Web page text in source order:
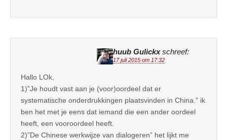
huub Gulickx schreef:
17 juli 2015 om 17:32
Hallo LOk,
1)”Je houdt vast aan je (voor)oordeel dat er
systematische onderdrukkingen plaatsvinden in China.” ik
ben het met je eens dat iemand die een ander oordeel
heeft, een vooroordeel heeft.
2)”De Chinese werkwijze van dialogeren” het lijkt me